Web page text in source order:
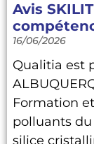
Avis
16/06/2026
Qualitia est
Formation
polluants
silice